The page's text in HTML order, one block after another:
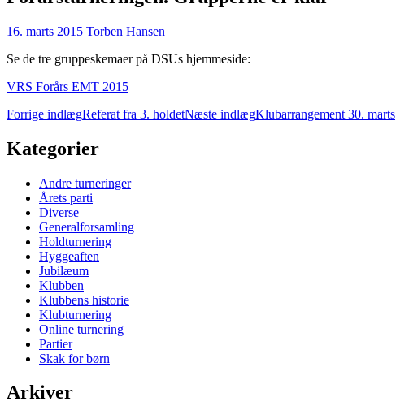
16. marts 2015 Torben Hansen
Se de tre gruppeskemaer på DSUs hjemmeside:
VRS Forårs EMT 2015
Indlægsnavigation
Forrige indlægReferat fra 3. holdetNæste indlægKlubarrangement 30. marts
Kategorier
Andre turneringer
Årets parti
Diverse
Generalforsamling
Holdturnering
Hyggeaften
Jubilæum
Klubben
Klubbens historie
Klubturnering
Online turnering
Partier
Skak for børn
Arkiver